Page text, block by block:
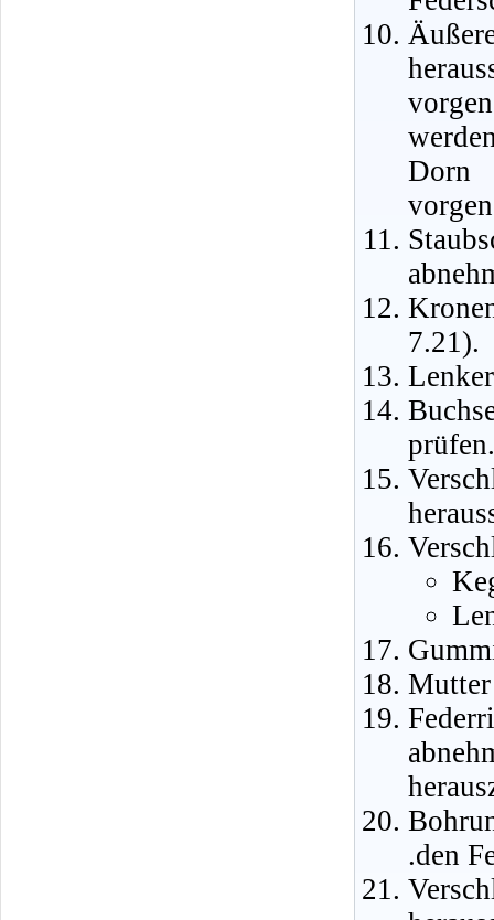
Dorn
7.21).
prüfen.
Mutter
.den